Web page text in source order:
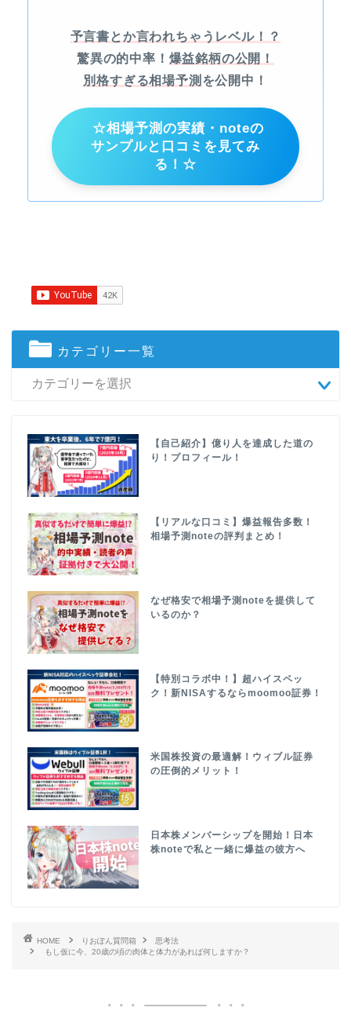
予言書とか言われちゃうレベル！？
驚異の的中率！ 爆益銘柄の公開！
別格すぎる相場予測 を公開中！
☆相場予測の実績・noteの
サンプルと口コミを見てみ
る！☆
カテゴリー一覧
【自己紹介】億り人を達成した道の
り！プロフィール！
【リアルな口コミ】爆益報告多数！
相場予測noteの評判まとめ！
なぜ格安で相場予測noteを提供して
いるのか？
【特別コラボ中！】超ハイスペッ
ク！新NISAするならmoomoo証券！
米国株投資の最適解！ウィブル証券
の圧倒的メリット！
日本株メンバーシップを開始！日本
株noteで私と一緒に爆益の彼方へ
HOME りおぽん質問箱
思考法
もし仮に今、20歳の頃の肉体と体力があれば何しますか？